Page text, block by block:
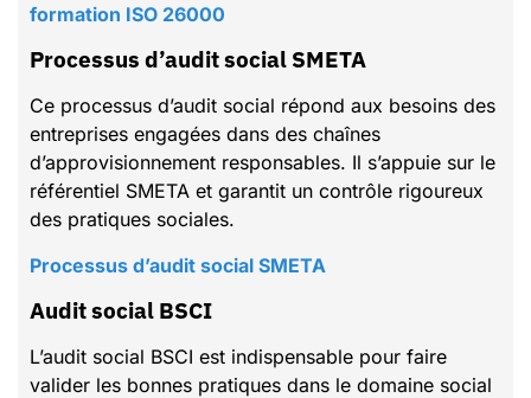
formation ISO 26000
Processus d’audit social SMETA
Ce processus d’audit social répond aux besoins des
entreprises engagées dans des chaînes
d’approvisionnement responsables. Il s’appuie sur le
référentiel SMETA et garantit un contrôle rigoureux
des pratiques sociales.
Processus d’audit social SMETA
Audit social BSCI
L’audit social BSCI est indispensable pour faire
valider les bonnes pratiques dans le domaine social